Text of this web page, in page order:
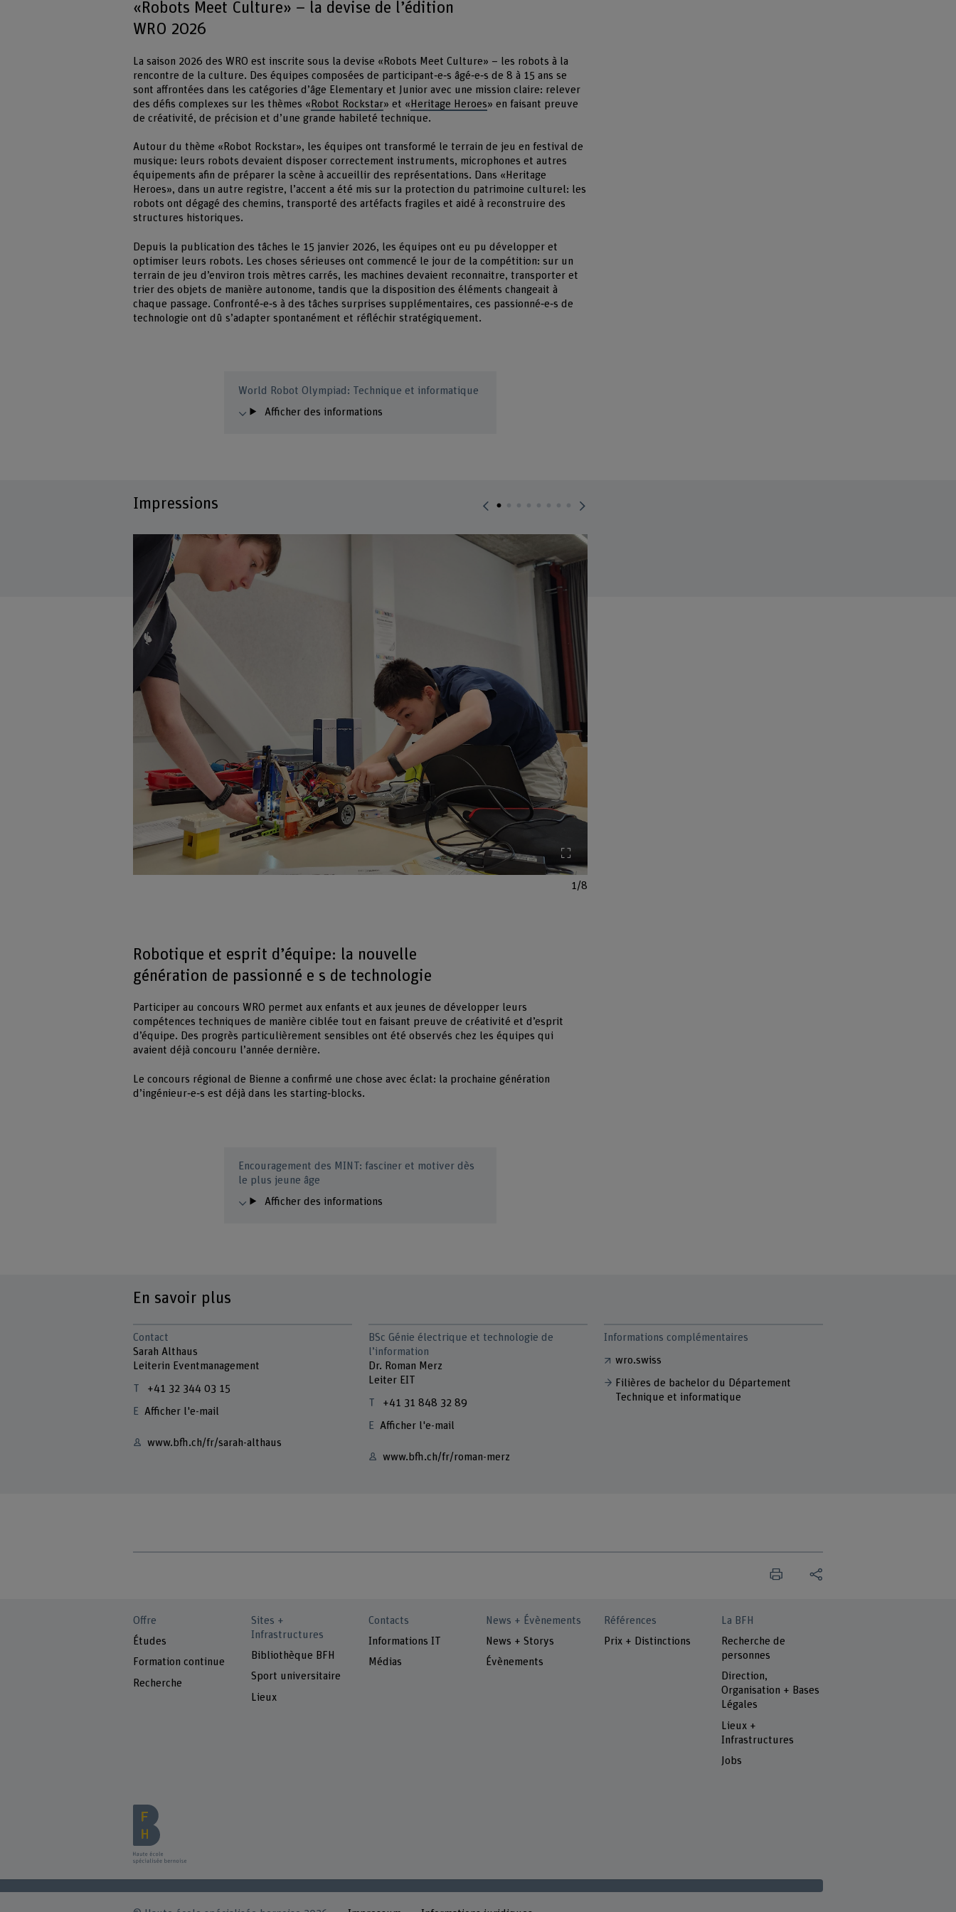
«Robots Meet Culture» – la devise de l’édition
WRO 2026
La saison 2026 des WRO est inscrite sous la devise «Robots Meet Culture» – les robots à la
rencontre de la culture. Des équipes composées de participant‑e‑s âgé‑e‑s de 8 à 15 ans se
sont affrontées dans les catégories d’âge Elementary et Junior avec une mission claire: relever
des défis complexes sur les thèmes « Robot Rockstar» et « Heritage Heroes» en faisant preuve
de créativité, de précision et d’une grande habileté technique.
Autour du thème «Robot Rockstar», les équipes ont transformé le terrain de jeu en festival de
musique: leurs robots devaient disposer correctement instruments, microphones et autres
équipements afin de préparer la scène à accueillir des représentations. Dans «Heritage
Heroes», dans un autre registre, l’accent a été mis sur la protection du patrimoine culturel: les
robots ont dégagé des chemins, transporté des artéfacts fragiles et aidé à reconstruire des
structures historiques.
Depuis la publication des tâches le 15 janvier 2026, les équipes ont eu pu développer et
optimiser leurs robots. Les choses sérieuses ont commencé le jour de la compétition: sur un
terrain de jeu d’environ trois mètres carrés, les machines devaient reconnaitre, transporter et
trier des objets de manière autonome, tandis que la disposition des éléments changeait à
chaque passage. Confronté‑e‑s à des tâches surprises supplémentaires, ces passionné‑e‑s de
technologie ont dû s’adapter spontanément et réfléchir stratégiquement.
World Robot Olympiad: Technique et informatique
Afficher des informations
Impressions
Agrandir l'image
1/8
Robotique et esprit d’équipe: la nouvelle
génération de passionné e s de technologie
Participer au concours WRO permet aux enfants et aux jeunes de développer leurs
compétences techniques de manière ciblée tout en faisant preuve de créativité et d’esprit
d’équipe. Des progrès particulièrement sensibles ont été observés chez les équipes qui
avaient déjà concouru l’année dernière.
Le concours régional de Bienne a confirmé une chose avec éclat: la prochaine génération
d’ingénieur‑e‑s est déjà dans les starting‑blocks.
Encouragement des MINT: fasciner et motiver dès
le plus jeune âge
Afficher des informations
En savoir plus
Contact
Sarah Althaus
Leiterin Eventmanagement
+41 32 344 03 15
Afficher l'e-mail
www.bfh.ch/fr/sarah-althaus
BSc Génie électrique et technologie de
l’information
Dr. Roman Merz
Leiter EIT
+41 31 848 32 89
Afficher l'e-mail
www.bfh.ch/fr/roman-merz
Informations complémentaires
wro.swiss
Filières de bachelor du Département
Technique et informatique
Offre
Études
Formation continue
Recherche
Sites +
Infrastructures
Bibliothèque BFH
Sport universitaire
Lieux
Contacts
Informations IT
Médias
News + Évènements
News + Storys
Évènements
Références
Prix + Distinctions
La BFH
Recherche de
personnes
Direction,
Organisation + Bases
Légales
Lieux +
Infrastructures
Jobs